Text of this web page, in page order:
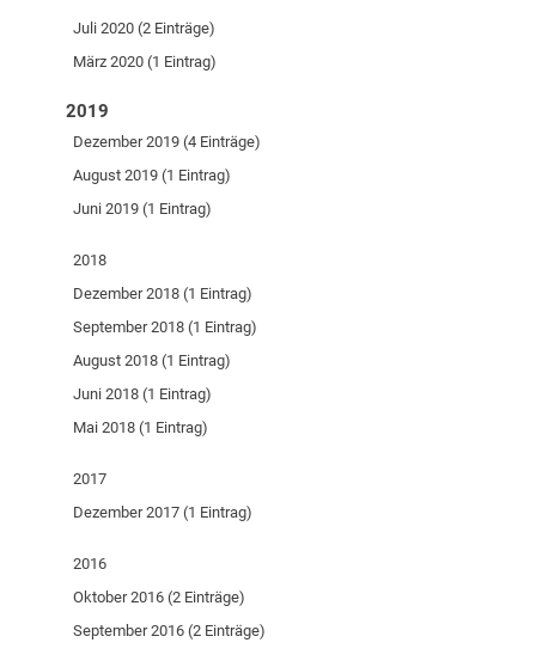
Juli 2020 (2 Einträge)
März 2020 (1 Eintrag)
2019
Dezember 2019 (4 Einträge)
August 2019 (1 Eintrag)
Juni 2019 (1 Eintrag)
2018
Dezember 2018 (1 Eintrag)
September 2018 (1 Eintrag)
August 2018 (1 Eintrag)
Juni 2018 (1 Eintrag)
Mai 2018 (1 Eintrag)
2017
Dezember 2017 (1 Eintrag)
2016
Oktober 2016 (2 Einträge)
September 2016 (2 Einträge)